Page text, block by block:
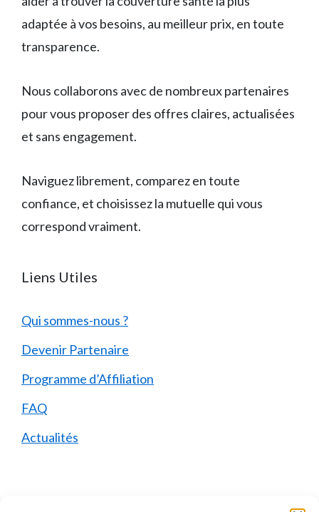
adaptée à vos besoins, au meilleur prix, en toute
transparence.
Nous collaborons avec de nombreux partenaires
pour vous proposer des offres claires, actualisées
et sans engagement.
Naviguez librement, comparez en toute
confiance, et choisissez la mutuelle qui vous
correspond vraiment.
Liens Utiles
Qui sommes-nous ?
Devenir Partenaire
Programme d’Affiliation
FAQ
Actualités